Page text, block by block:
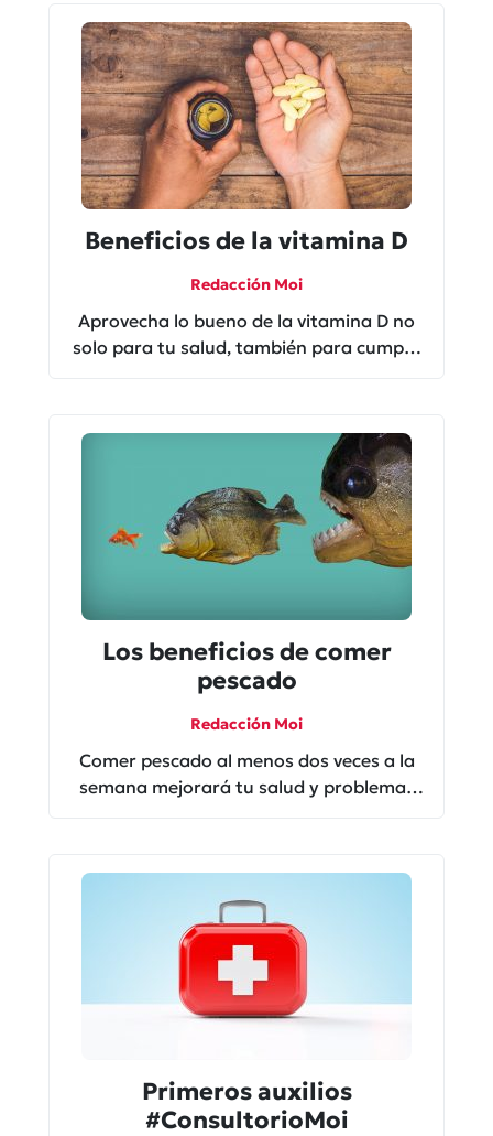
Beneficios de la vitamina D
Redacción Moi
Aprovecha lo bueno de la vitamina D no
solo para tu salud, también para cumplir
Los beneficios de comer
pescado
Redacción Moi
Comer pescado al menos dos veces a la
semana mejorará tu salud y problemas
Primeros auxilios
#ConsultorioMoi